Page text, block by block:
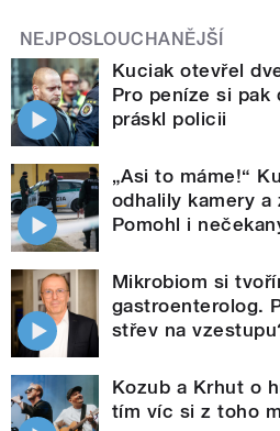
NEJPOSLOUCHANĚJŠÍ
Kuciak otevřel
Pro peníze si
práskl policii
„Asi to máme!“
odhalily kamery
Pomohl i
Mikrobiom si
gastroenterolog.
střev na
Kozub a Krhut o
tím víc si z toho